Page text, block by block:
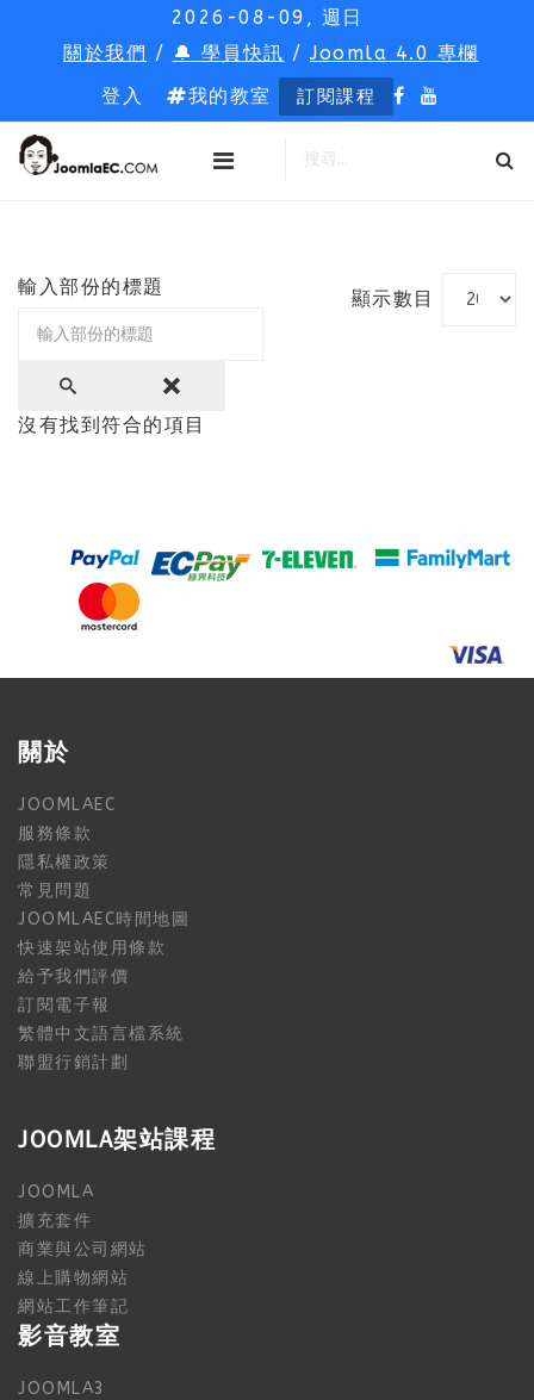
2026-08-09, 週日
關於我們 / 🔔 學員快訊 /Joomla 4.0 專欄
登入
我的教室 訂閱課程
輸入部份的標題
顯示數目
沒有找到符合的項目
關於
JOOMLAEC
服務條款
隱私權政策
常見問題
JOOMLAEC時間地圖
快速架站使用條款
給予我們評價
訂閱電子報
繁體中文語言檔系統
聯盟行銷計劃
JOOMLA架站課程
JOOMLA
擴充套件
商業與公司網站
線上購物網站
網站工作筆記
影音教室
JOOMLA3